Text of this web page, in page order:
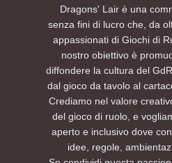
Dragons' Lair è una
senza fini di lucro che, da
appassionati di Giochi di
nostro obiettivo è
diffondere la cultura del
dal gioco da tavolo al
Crediamo nel valore
del gioco di ruolo, e
aperto e inclusivo dove
idee, regole,